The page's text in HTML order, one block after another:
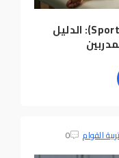
التدليك الرياضي (Sports Massage): الدليل
القوام 0